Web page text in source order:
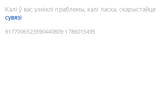
Калі ў вас узніклі праблемы, калі ласка, скарыстайце
сувязі
9177006523590440809:1786015495